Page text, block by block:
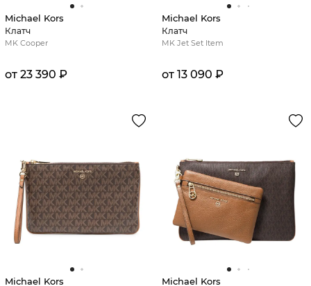
Michael Kors
Клатч
MK Cooper
от 23 390 ₽
Michael Kors
Клатч
MK Jet Set Item
от 13 090 ₽
Michael Kors Michael Kors